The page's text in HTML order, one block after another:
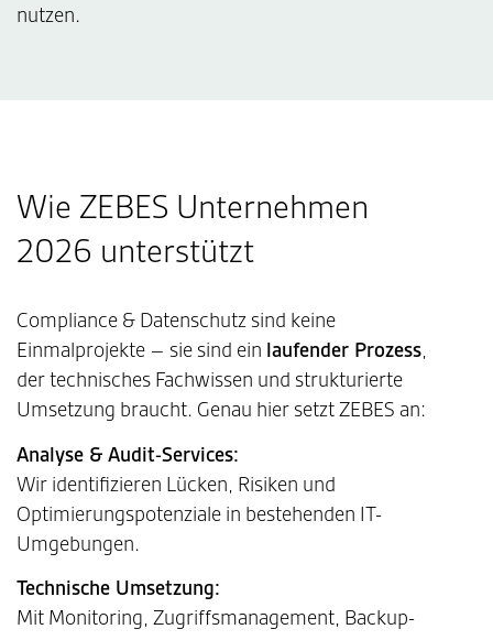
nutzen.
Wie ZEBES Unternehmen
2026 unterstützt
Compliance & Datenschutz sind keine
Einmalprojekte – sie sind ein laufender Prozess,
der technisches Fachwissen und strukturierte
Umsetzung braucht. Genau hier setzt ZEBES an:
Analyse & Audit-Services:
Wir identifizieren Lücken, Risiken und
Optimierungspotenziale in bestehenden IT-
Umgebungen.
Technische Umsetzung:
Mit Monitoring, Zugriffsmanagement, Backup-